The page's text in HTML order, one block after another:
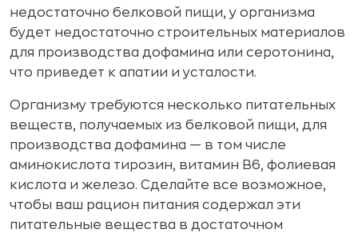
недостаточно белковой пищи, у организма
будет недостаточно строительных материалов
для производства дофамина или серотонина,
что приведет к апатии и усталости.
Организму требуются несколько питательных
веществ, получаемых из белковой пищи, для
производства дофамина — в том числе
аминокислота тирозин, витамин B6, фолиевая
кислота и железо. Сделайте все возможное,
чтобы ваш рацион питания содержал эти
питательные вещества в достаточном